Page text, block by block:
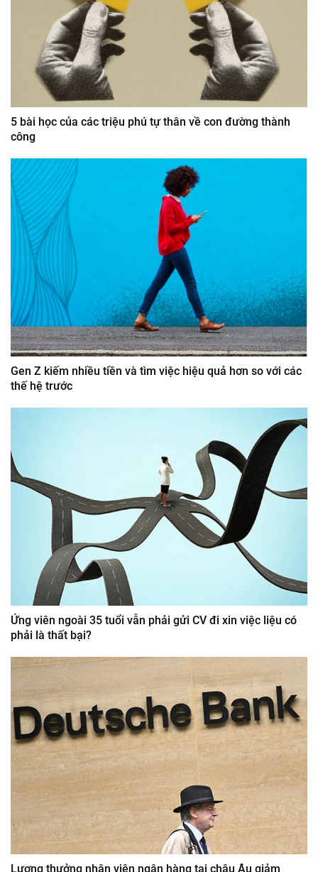
5 bài học của các triệu phú tự thân về con đường thành
công
Gen Z kiếm nhiều tiền và tìm việc hiệu quả hơn so với các
thế hệ trước
Ứng viên ngoài 35 tuổi vẫn phải gửi CV đi xin việc liệu có
phải là thất bại?
Lương thưởng nhân viên ngân hàng tại châu Âu giảm